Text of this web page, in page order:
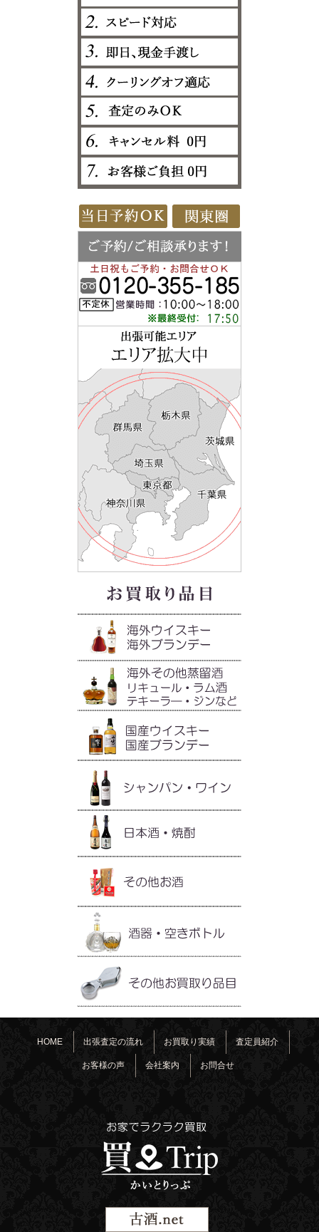
HOME 出張査定の流れ お買取り実績 査定員紹介
お客様の声 会社案内 お問合せ